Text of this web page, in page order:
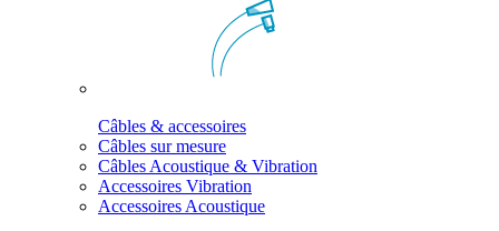
Câbles & accessoires
Câbles sur mesure
Câbles Acoustique & Vibration
Accessoires Vibration
Accessoires Acoustique